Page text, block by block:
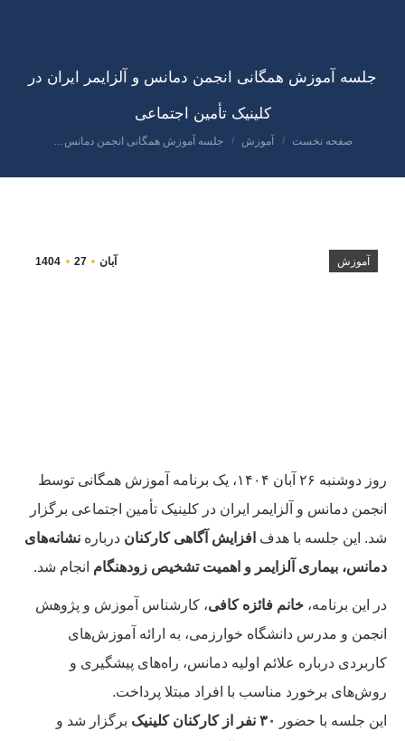
جلسه آموزش همگانی انجمن دمانس و آلزایمر ایران در
کلینیک تأمین اجتماعی
مکان شما:
صفحه نخست آموزش جلسه آموزش همگانی انجمن دمانس…
آبان 27
1404 آموزش
روز دوشنبه ۲۶ آبان ۱۴۰۴، یک برنامه آموزش همگانی توسط
انجمن دمانس و آلزایمر ایران در کلینیک تأمین اجتماعی برگزار
شد. این جلسه با هدف افزایش آگاهی کارکنان درباره نشانه‌های
دمانس، بیماری آلزایمر و اهمیت تشخیص زودهنگام انجام شد.
در این برنامه، خانم فائزه کافی، کارشناس آموزش و پژوهش
انجمن و مدرس دانشگاه خوارزمی، به ارائه آموزش‌های
کاربردی درباره علائم اولیه دمانس، راه‌های پیشگیری و
روش‌های برخورد مناسب با افراد مبتلا پرداخت.
این جلسه با حضور
۳۰ نفر از کارکنان کلینیک
برگزار شد و